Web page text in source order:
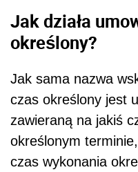
Jak działa
określony?
Jak sama nazwa
czas określony jest
zawieraną na jakiś
określonym
czas wykonania